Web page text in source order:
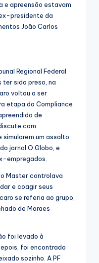
e apreensão estavam
presidente da
João Carlos
Regional Federal
ter sido preso, na
voltou a ser
etapa da Compliance
de
com
um assalto
jornal O Globo, e
empregados.
Master controlava
e coagir seus
se referia ao grupo,
de Moraes
foi levado à
foi encontrado
sozinho. A PF